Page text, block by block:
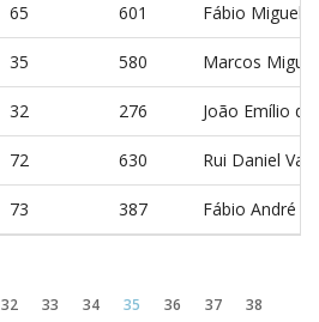
65 601 Fábio Miguel
35 580 Marcos
32 276 João Emílio
72 630 Rui Daniel Vaz
73 387 Fábio André
32 33 34 35 36 37 38